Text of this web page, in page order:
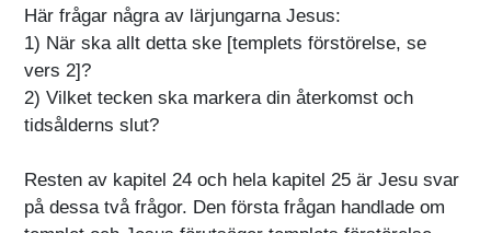
Här frågar några av lärjungarna Jesus:
1) När ska allt detta ske [templets förstörelse, se
vers 2]?
2) Vilket tecken ska markera din återkomst och
tidsålderns slut?
Resten av kapitel 24 och hela kapitel 25 är Jesu svar
på dessa två frågor. Den första frågan handlade om